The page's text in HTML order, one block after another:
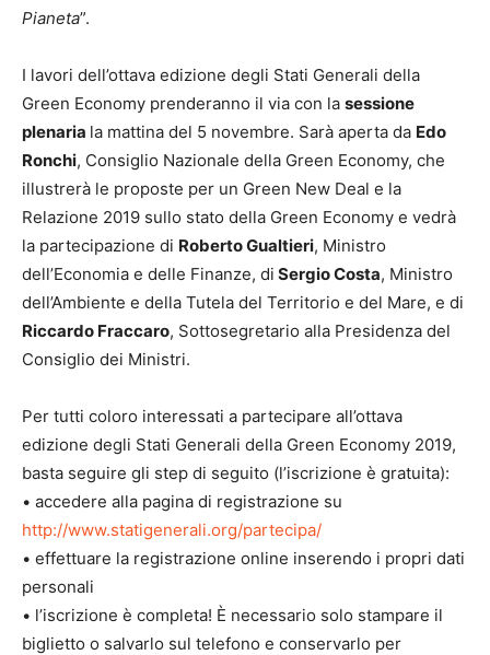
Pianeta”.
I lavori dell’ottava edizione degli Stati Generali della
Green Economy prenderanno il via con la sessione
plenaria la mattina del 5 novembre. Sarà aperta da Edo
Ronchi, Consiglio Nazionale della Green Economy, che
illustrerà le proposte per un Green New Deal e la
Relazione 2019 sullo stato della Green Economy e vedrà
la partecipazione di Roberto Gualtieri, Ministro
dell’Economia e delle Finanze, di Sergio Costa, Ministro
dell’Ambiente e della Tutela del Territorio e del Mare, e di
Riccardo Fraccaro, Sottosegretario alla Presidenza del
Consiglio dei Ministri.
Per tutti coloro interessati a partecipare all’ottava
edizione degli Stati Generali della Green Economy 2019,
basta seguire gli step di seguito (l’iscrizione è gratuita):
• accedere alla pagina di registrazione su
http://www.statigenerali.org/partecipa/
• effettuare la registrazione online inserendo i propri dati
personali
• l’iscrizione è completa! È necessario solo stampare il
biglietto o salvarlo sul telefono e conservarlo per